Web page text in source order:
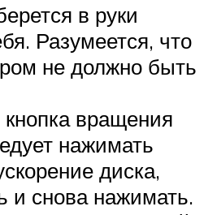
в руки
Разумеется, что
не должно быть
вращения
нажимать
диска,
и снова нажимать.